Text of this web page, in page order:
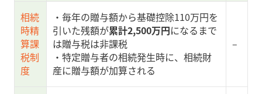
相続
時精
算課
税制
度
・毎年の贈与額から基礎控除110万円を
引いた残額が累計2,500万円になるまで
は贈与税は非課税
・特定贈与者の相続発生時に、相続財
産に贈与額が加算される
–